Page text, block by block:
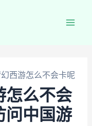
西游怎么不会卡呢
怎么不会
问中国游